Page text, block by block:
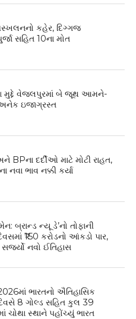
કહેર, દિગ્ગજ
સહિત 10ના મોત
મુદ્દે વેજલપુરમાં બે જૂથ આમને-
અનેક ઇજાગ્રસ્ત
BPના દર્દીઓ માટે મોટી રાહત,
નવા ભાવ નક્કી કર્યા
બ્રાન્ડ ન્યૂ ડે’નો તોફાની
₹150 કરોડનો આંકડો પાર,
નવો ઈતિહાસ
ભારતનો ઐતિહાસિક
8 ગોલ્ડ સહિત કુલ 39
ચોથા સ્થાને પહોંચ્યું ભારત